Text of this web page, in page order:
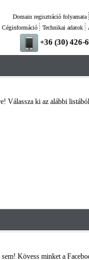
Domain regisztráció folyamata
Technikai adatok
Céginformáció
+36 (30) 426-
Válassza ki az alábbi
Kövess minket a